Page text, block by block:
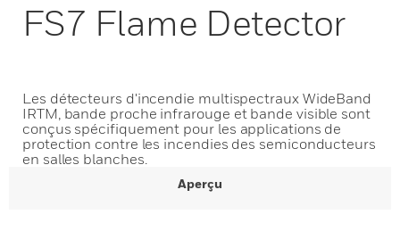
FS7 Flame Detector
Les détecteurs d'incendie multispectraux WideBand
IRTM, bande proche infrarouge et bande visible sont
conçus spécifiquement pour les applications de
protection contre les incendies des semiconducteurs
en salles blanches.
Aperçu